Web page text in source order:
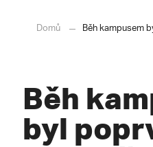
Domů Běh kampusem
Běh
byl